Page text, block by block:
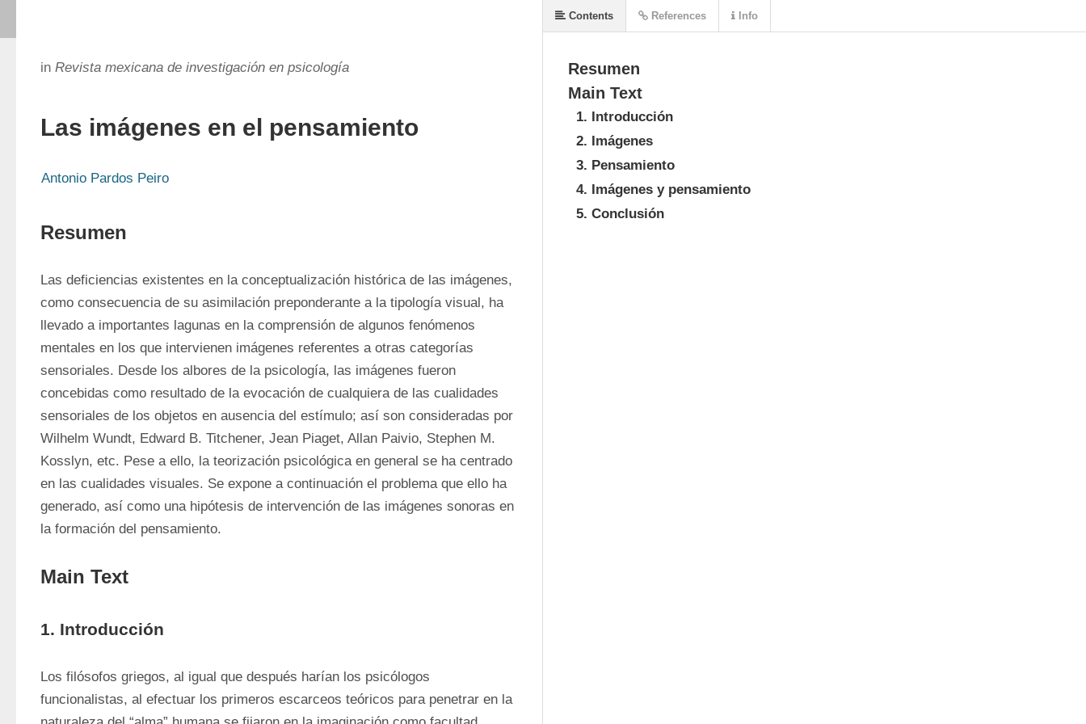
in Revista mexicana de investigación en psicología
Las imágenes en el pensamiento
Antonio Pardos Peiro
Resumen
Las deficiencias existentes en la conceptualización histórica de las imágenes,
como consecuencia de su asimilación preponderante a la tipología visual, ha
llevado a importantes lagunas en la comprensión de algunos fenómenos
mentales en los que intervienen imágenes referentes a otras categorías
sensoriales. Desde los albores de la psicología, las imágenes fueron
concebidas como resultado de la evocación de cualquiera de las cualidades
sensoriales de los objetos en ausencia del estímulo; así son consideradas por
Wilhelm Wundt, Edward B. Titchener, Jean Piaget, Allan Paivio, Stephen M.
Kosslyn, etc. Pese a ello, la teorización psicológica en general se ha centrado
en las cualidades visuales. Se expone a continuación el problema que ello ha
generado, así como una hipótesis de intervención de las imágenes sonoras en
la formación del pensamiento.
Main Text
1. Introducción
Los filósofos griegos, al igual que después harían los psicólogos
funcionalistas, al efectuar los primeros escarceos teóricos para penetrar en la
Resumen
Main Text
1. Introducción
2. Imágenes
3. Pensamiento
4. Imágenes y pensamiento
5. Conclusión
Contents References Info